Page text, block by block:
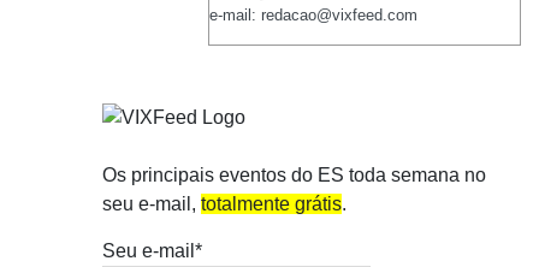
e-mail: redacao@vixfeed.com
Os principais eventos do ES toda semana no
seu e-mail, totalmente grátis.
Seu e-mail*